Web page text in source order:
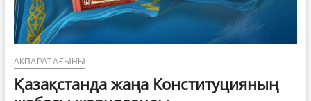
АҚПАРАТ АҒЫНЫ
Қазақстанда жаңа Конституцияның